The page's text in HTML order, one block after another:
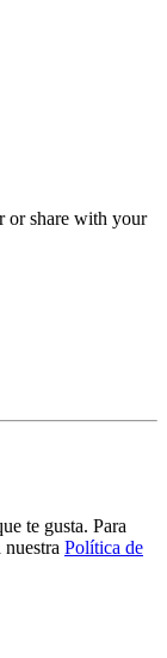
or share with your
te gusta. Para
Política de